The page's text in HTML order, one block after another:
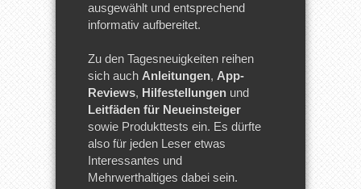
ausgewählt und entsprechend
informativ aufbereitet.
Zu den Tagesneuigkeiten reihen
sich auch Anleitungen, App-
Reviews, Hilfestellungen und
Leitfäden für Neueinsteiger
sowie Produkttests ein. Es dürfte
also für jeden Leser etwas
Interessantes und
Mehrwerthaltiges dabei sein.